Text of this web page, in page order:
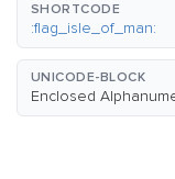
SHORTCODE
:flag_isle_of_man:
UNICODE-BLOCK
Enclosed